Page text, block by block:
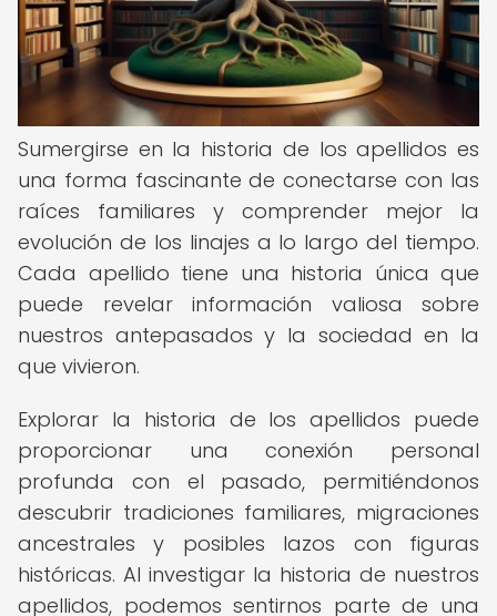
Sumergirse en la historia de los apellidos es
una forma fascinante de conectarse con las
raíces familiares y comprender mejor la
evolución de los linajes a lo largo del tiempo.
Cada apellido tiene una historia única que
puede revelar información valiosa sobre
nuestros antepasados y la sociedad en la
que vivieron.
Explorar la historia de los apellidos puede
proporcionar una conexión personal
profunda con el pasado, permitiéndonos
descubrir tradiciones familiares, migraciones
ancestrales y posibles lazos con figuras
históricas. Al investigar la historia de nuestros
apellidos, podemos sentirnos parte de una